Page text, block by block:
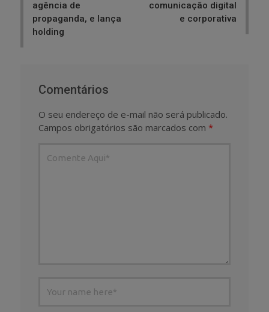
agência de
propaganda, e lança
holding
comunicação digital
e corporativa
Comentários
O seu endereço de e-mail não será publicado.
Campos obrigatórios são marcados com *